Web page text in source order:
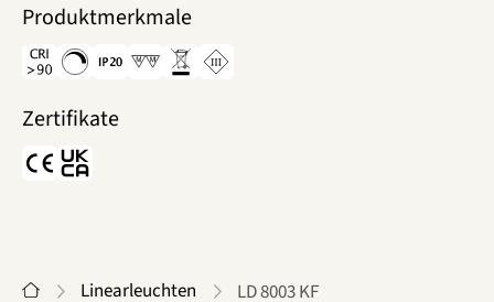
Produktmerkmale
Zertifikate
Start Linearleuchten LD 8003 KF